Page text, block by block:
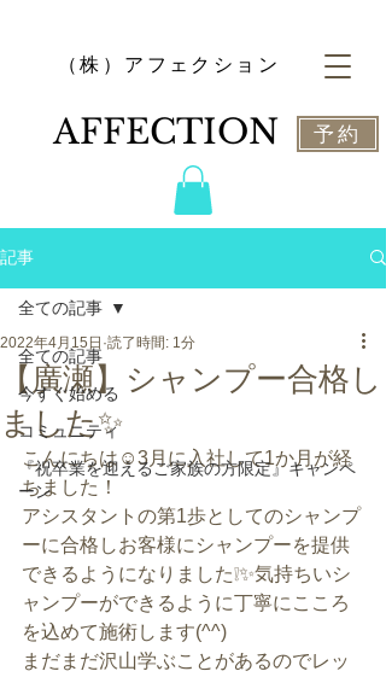
​（株）アフェクション
​AFFECTION 予約
記事
全ての記事
今すぐ始める
コミュニティ
『祝卒業を迎えるご家族の方限定』キャンペ
ーン
全ての記事
【廣瀬】シャンプー合格し
ました✨
2022年4月15日 読了時間: 1分
こんにちは☺️3月に入社して1か月が経
ちました！
アシスタントの第1歩としてのシャンプ
ーに合格しお客様にシャンプーを提供
できるようになりました❕✨気持ちいシ
ャンプーができるように丁寧にこころ
を込めて施術します(^^)
まだまだ沢山学ぶことがあるのでレッ